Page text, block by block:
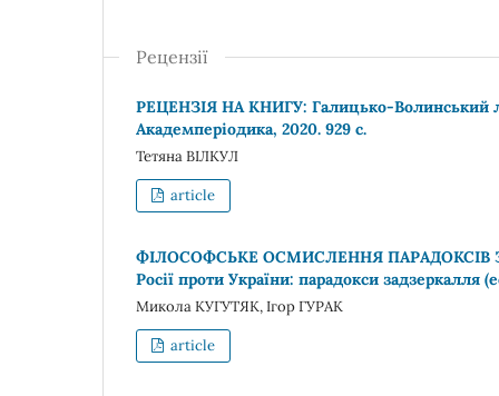
Рецензії
РЕЦЕНЗІЯ НА КНИГУ: Галицько-Волинський
Академперіодика, 2020. 929 с.
Тетяна ВІЛКУЛ
article
ФІЛОСОФСЬКЕ ОСМИСЛЕННЯ ПАРАДОКСІВ
Росії проти України: парадокси задзеркалля
Микола КУГУТЯК, Ігор ГУРАК
article